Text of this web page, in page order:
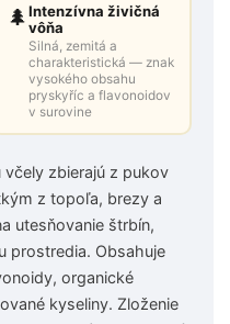
🌲Intenzívna živičná
vôňa
Silná, zemitá a
charakteristická — znak
vysokého obsahu
pryskyříc a flavonoidov
v surovine
zbierajú z pukov
z topoľa, brezy a
utesňovanie štrbín,
prostredia. Obsahuje
organické
kyseliny. Zloženie